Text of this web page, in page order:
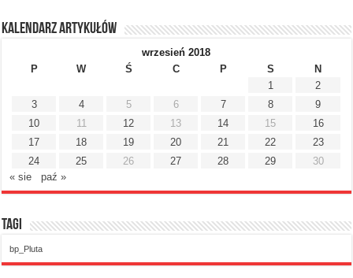
Kalendarz artykułów
wrzesień 2018
P
W Ś C P S
N
1
2
3
4 5 6 7 8
9
10
11 12 13 14 15
16
17
18 19 20 21 22
23
24
25 26 27 28 29
30
« sie
paź »
Tagi
bp_Pluta